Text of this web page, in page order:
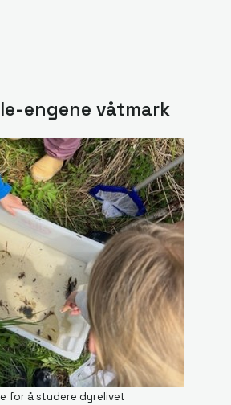
engene våtmark
for å studere dyrelivet